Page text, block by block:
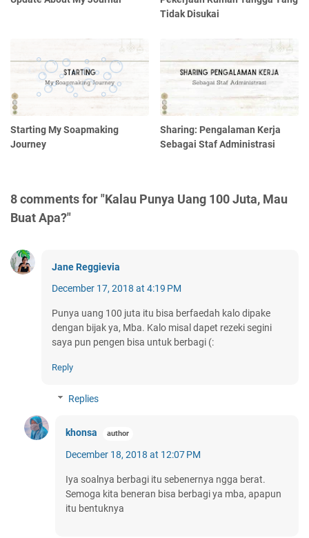
Tidak Disukai
Starting My Soapmaking
Journey
Sharing: Pengalaman Kerja
Sebagai Staf Administrasi
8 comments for "Kalau Punya Uang 100 Juta, Mau
Buat Apa?"
Jane Reggievia
December 17, 2018 at 4:19 PM
Punya uang 100 juta itu bisa berfaedah kalo dipake
dengan bijak ya, Mba. Kalo misal dapet rezeki segini
saya pun pengen bisa untuk berbagi (:
Reply
Replies
khonsa
December 18, 2018 at 12:07 PM
Iya soalnya berbagi itu sebenernya ngga berat.
Semoga kita beneran bisa berbagi ya mba, apapun
itu bentuknya